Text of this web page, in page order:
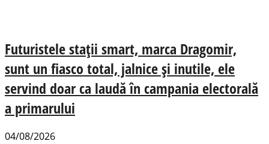
Futuristele stații smart, marca Dragomir,
sunt un fiasco total, jalnice și inutile, ele
servind doar ca laudă în campania electorală
a primarului
04/08/2026